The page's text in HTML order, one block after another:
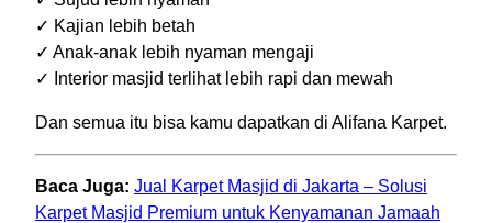
✓ Kajian lebih betah
✓ Anak-anak lebih nyaman mengaji
✓ Interior masjid terlihat lebih rapi dan mewah
Dan semua itu bisa kamu dapatkan di Alifana Karpet.
Baca Juga: Jual Karpet Masjid di Jakarta – Solusi
Karpet Masjid Premium untuk Kenyamanan Jamaah